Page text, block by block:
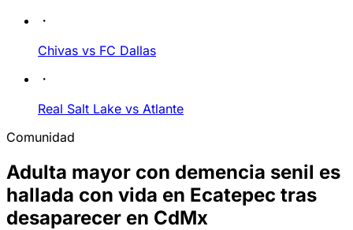
Chivas vs FC Dallas
Real Salt Lake vs Atlante
Comunidad
Adulta mayor con demencia senil es
hallada con vida en Ecatepec tras
desaparecer en CdMx